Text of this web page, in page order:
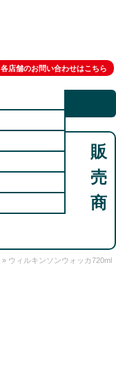
各店舗のお問い合わせはこちら
販
売
商
» ウィルキンソンウォッカ720ml